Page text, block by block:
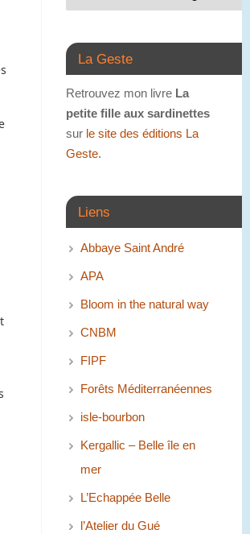
La Geste
Retrouvez mon livre La
petite fille aux sardinettes
sur le site des éditions La
Geste.
Liens
Abbaye Saint André
APA
Bloom in the natural way
CNBM
FIPF
Forêts Méditerranéennes
isle-bourbon
Kergallic – Belle île en
mer
L’Echappée Belle
l’Atelier du Gué